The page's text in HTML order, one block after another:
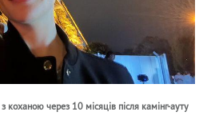
коханою через 10 місяців після камінг-ауту